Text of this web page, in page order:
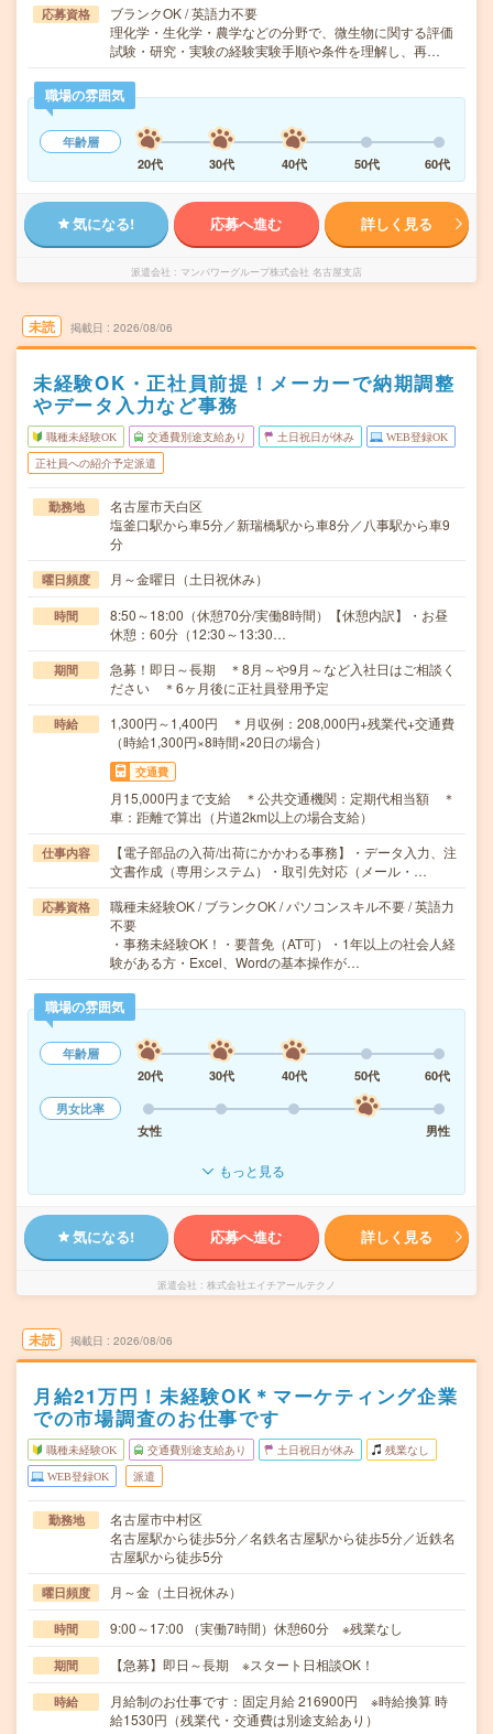
応募資格
ブランクOK / 英語力不要
理化学・生化学・農学などの分野で、微生物に関する評価
試験・研究・実験の経験実験手順や条件を理解し、再…
職場の雰囲気
年齢層
20代
30代 40代 50代 60代
気になる! 応募へ進む 詳しく見る
派遣会社 マンパワーグループ株式会社 名古屋支店
未読 掲載日 2026/08/06
未経験OK・正社員前提！メーカーで納期調整
やデータ入力など事務
職種未経験OK 交通費別途支給あり 土日祝日が休み WEB登録OK
正社員への紹介予定派遣
勤務地
名古屋市天白区
塩釜口駅から車5分／新瑞橋駅から車8分／八事駅から車9
分
曜日頻度 月～金曜日（土日祝休み）
時間
8:50～18:00（休憩70分/実働8時間）【休憩内訳】・お昼
休憩：60分（12:30～13:30…
期間
急募！即日～長期 ＊8月～や9月～など入社日はご相談く
ださい ＊6ヶ月後に正社員登用予定
時給
1,300円～1,400円 ＊月収例：208,000円+残業代+交通費
（時給1,300円×8時間×20日の場合）
交通費
月15,000円まで支給 ＊公共交通機関：定期代相当額 ＊
車：距離で算出（片道2km以上の場合支給）
仕事内容
【電子部品の入荷/出荷にかかわる事務】・データ入力、注
文書作成（専用システム）・取引先対応（メール・…
応募資格
職種未経験OK / ブランクOK / パソコンスキル不要 / 英語力
不要
・事務未経験OK！・要普免（AT可）・1年以上の社会人経
験がある方・Excel、Wordの基本操作が…
職場の雰囲気
年齢層
20代
30代 40代 50代
60代
男女比率
女性
男性
もっと見る
気になる! 応募へ進む 詳しく見る
派遣会社 株式会社エイチアールテクノ
未読 掲載日 2026/08/06
月給21万円！未経験OK＊マーケティング企業
での市場調査のお仕事です
職種未経験OK 交通費別途支給あり 土日祝日が休み 残業なし
WEB登録OK 派遣
勤務地
名古屋市中村区
名古屋駅から徒歩5分／名鉄名古屋駅から徒歩5分／近鉄名
古屋駅から徒歩5分
曜日頻度 月～金（土日祝休み）
時間 9:00～17:00 （実働7時間）休憩60分 ※残業なし
期間 【急募】即日～長期 ※スタート日相談OK！
時給
月給制のお仕事です：固定月給 216900円 ※時給換算 時
給1530円（残業代・交通費は別途支給あり）